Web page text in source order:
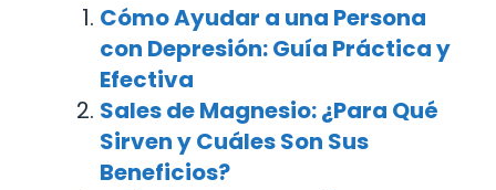
Cómo Ayudar a una Persona
con Depresión: Guía Práctica y
Efectiva
Sales de Magnesio: ¿Para Qué
Sirven y Cuáles Son Sus
Beneficios?